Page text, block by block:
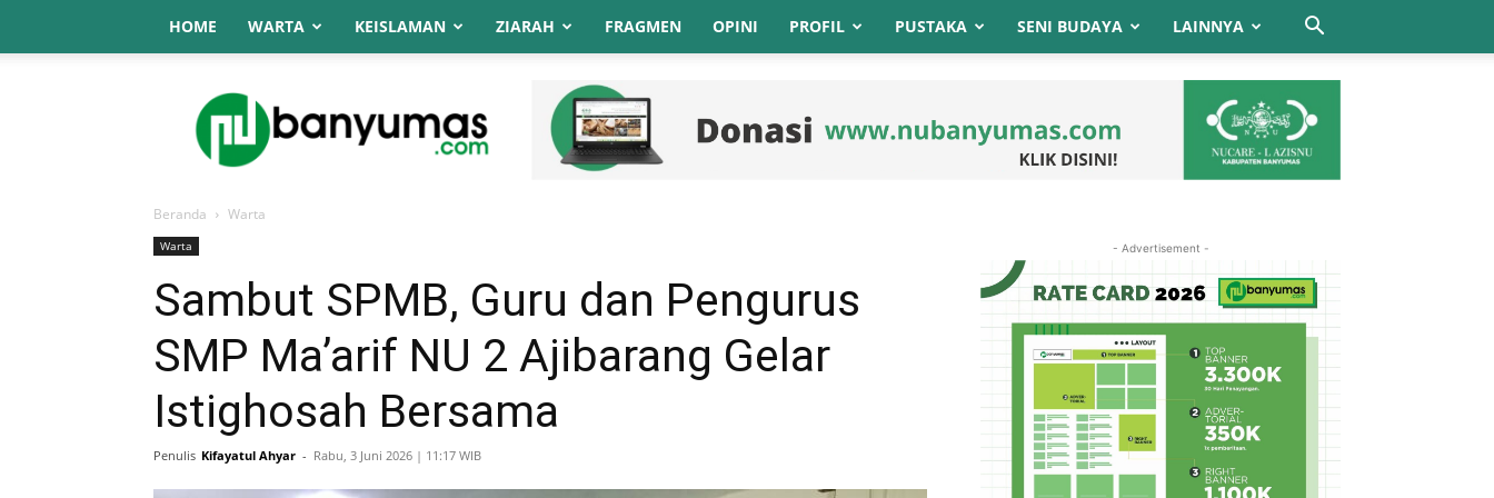
HOME WARTA KEISLAMAN ZIARAH FRAGMEN OPINI PROFIL PUSTAKA SENI BUDAYA LAINNYA
NU
Online
Banyumas
Beranda Warta
Warta
Sambut SPMB, Guru dan Pengurus
SMP Ma’arif NU 2 Ajibarang Gelar
Istighosah Bersama
Penulis Kifayatul Ahyar - Rabu, 3 Juni 2026 | 11:17 WIB
- Advertisement -